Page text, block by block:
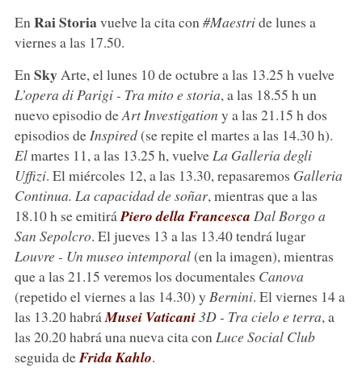
En Rai Storiavuelve la cita con #Maestride lunes a
viernes a las 17.50.
En SkyArte, el lunes 10 de octubre a las 13.25 h vuelve
L’opera di Parigi - Tra mito e storia, a las 18.55 h un
nuevo episodio deArt Investigation y a las 21.15 h dos
episodios deInspired(se repite el martes a las 14.30 h).
Elmartes 11, a las 13.25 h, vuelve La Galleria degli
Uffizi. El miércoles 12, a las 13.30, repasaremos Galleria
Continua. La capacidad de soñar, mientras que a las
18.10 h se emitirá Piero della Francesca Dal Borgo a
San Sepolcro. El jueves 13 a las 13.40 tendrá lugar
Louvre - Un museo intemporal(en la imagen), mientras
que a las 21.15 veremos los documentales Canova
(repetido el viernes a las 14.30) y Bernini. El viernes 14 a
las 13.20 habrá Musei Vaticani3D - Tra cielo e terra, a
las 20.20 habrá una nueva cita con Luce Social Club
seguida deFrida Kahlo.